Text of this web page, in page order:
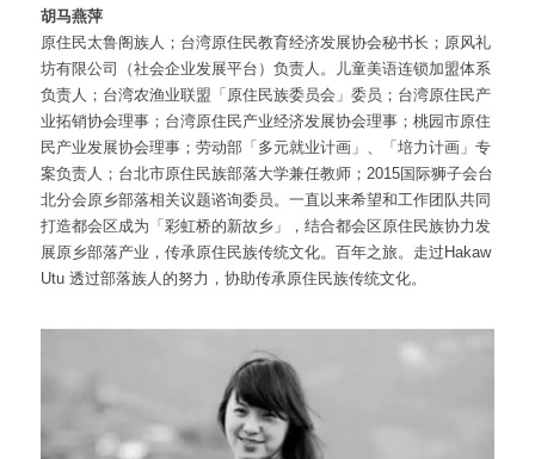
胡马燕萍
原住民太鲁阁族人；台湾原住民教育经济发展协会秘书长；原风礼
坊有限公司（社会企业发展平台）负责人。儿童美语连锁加盟体系
负责人；台湾农渔业联盟「原住民族委员会」委员；台湾原住民产
业拓销协会理事；台湾原住民产业经济发展协会理事；桃园市原住
民产业发展协会理事；劳动部「多元就业计画」、「培力计画」专
案负责人；台北市原住民族部落大学兼任教师；2015国际狮子会台
北分会原乡部落相关议题谘询委员。一直以来希望和工作团队共同
打造都会区成为「彩虹桥的新故乡」，结合都会区原住民族协力发
展原乡部落产业，传承原住民族传统文化。百年之旅。走过Hakaw
Utu 透过部落族人的努力，协助传承原住民族传统文化。